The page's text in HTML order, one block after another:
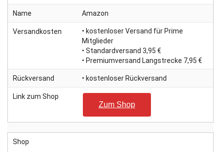
Name Amazon
Versandkosten
• kostenloser Versand für Prime
Mitglieder
• Standardversand 3,95 €
• Premiumversand Langstrecke 7,95 €
Rückversand • kostenloser Rückversand
Link zum Shop
Zum Shop
Shop